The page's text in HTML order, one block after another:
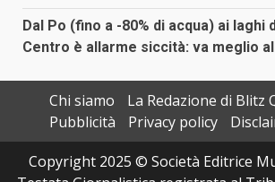
Dal Po (fino a -80% di acqua) ai laghi
Centro è allarme siccità: va meglio al
Chi siamo
La Redazione di Blitz
Pubblicità
Privacy policy
Copyright 2025 © Società Editrice